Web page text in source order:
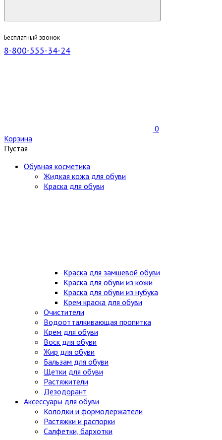
Бесплатный звонок
8-800-555-34-24
0
Корзина
Пустая
Обувная косметика
Жидкая кожа для обуви
Краска для обуви
Краска для замшевой обуви
Краска для обуви из кожи
Краска для обуви из нубука
Крем краска для обуви
Очистители
Водоотталкивающая пропитка
Крем для обуви
Воск для обуви
Жир для обуви
Бальзам для обуви
Щетки для обуви
Растяжители
Дезодорант
Аксессуары для обуви
Колодки и формодержатели
Растяжки и распорки
Салфетки, бархотки